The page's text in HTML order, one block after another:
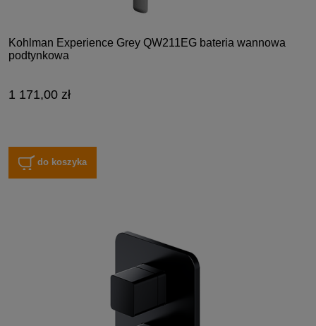
Kohlman Experience Grey QW211EG bateria wannowa
podtynkowa
1 171,00 zł
do koszyka